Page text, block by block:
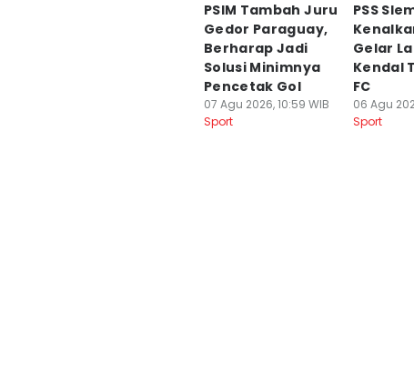
PSIM Tambah Juru
Gedor Paraguay,
Berharap Jadi
Solusi Minimnya
Pencetak Gol
07 Agu 2026, 10:59 WIB
Sport
PSS
Gelar
Kendal
FC
06 Agu
Sport